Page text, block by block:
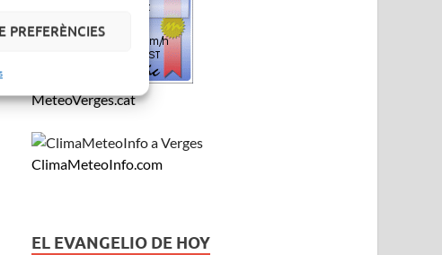
PREFERÈNCIES
MeteoVerges.cat
ClimaMeteoInfo.com
EL EVANGELIO DE HOY